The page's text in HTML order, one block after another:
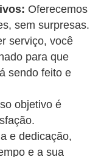
Oferecemos
sem surpresas.
serviço, você
para que
sendo feito e
objetivo é
e dedicação,
e a sua